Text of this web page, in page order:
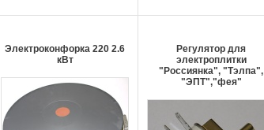
Электроконфорка 220 2.6
кВт
Регулятор для
электроплитки
"Россиянка", "Тэлпа",
"ЭПТ","фея"